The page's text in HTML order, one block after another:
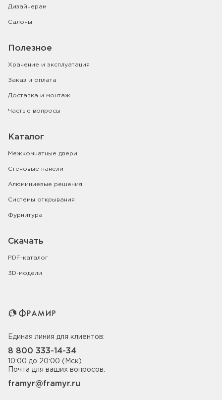
Дизайнерам
Салоны
Полезное
Хранение и эксплуатация
Заказ и оплата
Доставка и монтаж
Частые вопросы
Каталог
Межкомнатные двери
Стеновые панели
Алюминиевые решения
Системы открывания
Фурнитура
Скачать
PDF-каталог
3D-модели
Единая линия для клиентов:
8 800 333-14-34
10:00 до 20:00 (Мск)
Почта для ваших вопросов:
framyr@framyr.ru